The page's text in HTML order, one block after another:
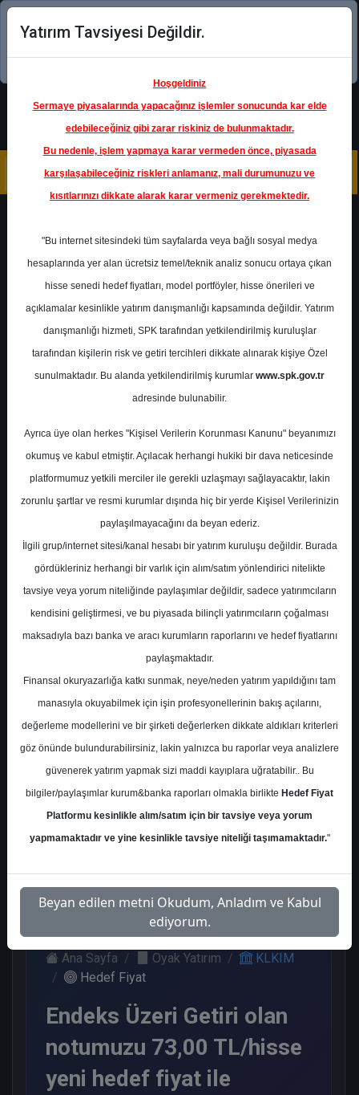
Şimdi uygulamayı indirin!
KLKIM - KALEKIM KIMYEVI
MADDELER
Hedef Fiyat 18.25 ₺
Getiri
%0.00
0
Get.
1
Perşembe, 10 Ağustos 2023
En Yüksek Tahmin 63,00 ₺
Ortalama Fiyat Tahmini 54,39 ₺
Ortalama Getiri Potansiyeli %112.13
Kurum Sayısı
5
Al
2
End.
Get.
1
Endeks
1
Tavsiye
1
Perşembe, 10 Ağustos 2023
Ana Sayfa Oyak Yatırım
KLKIM
Hedef Fiyat
Endeks Üzeri Getiri olan
notumuzu 73,00 TL/hisse
yeni hedef fiyat ile
Yatırım Tavsiyesi Değildir.
Hoşgeldiniz
Sermaye piyasalarında yapacağınız işlemler sonucunda kar elde
edebileceğiniz gibi zarar riskiniz de bulunmaktadır.
Bu nedenle, işlem yapmaya karar vermeden önce, piyasada
karşılaşabileceğiniz riskleri anlamanız, mali durumunuzu ve
kısıtlarınızı dikkate alarak karar vermeniz gerekmektedir.
"Bu internet sitesindeki tüm sayfalarda veya bağlı sosyal medya
hesaplarında yer alan ücretsiz temel/teknik analiz sonucu ortaya çıkan
hisse senedi hedef fiyatları, model portföyler, hisse önerileri ve
açıklamalar kesinlikle yatırım danışmanlığı kapsamında değildir. Yatırım
danışmanlığı hizmeti, SPK tarafından yetkilendirilmiş kuruluşlar
tarafından kişilerin risk ve getiri tercihleri dikkate alınarak kişiye Özel
sunulmaktadır. Bu alanda yetkilendirilmiş kurumlar www.spk.gov.tr
adresinde bulunabilir.
Ayrıca üye olan herkes "Kişisel Verilerin Korunması Kanunu" beyanımızı
okumuş ve kabul etmiştir. Açılacak herhangi hukiki bir dava neticesinde
platformumuz yetkili merciler ile gerekli uzlaşmayı sağlayacaktır, lakin
zorunlu şartlar ve resmi kurumlar dışında hiç bir yerde Kişisel Verilerinizin
paylaşılmayacağını da beyan ederiz.
İlgili grup/internet sitesi/kanal hesabı bir yatırım kuruluşu değildir. Burada
gördükleriniz herhangi bir varlık için alım/satım yönlendirici nitelikte
tavsiye veya yorum niteliğinde paylaşımlar değildir, sadece yatırımcıların
kendisini geliştirmesi, ve bu piyasada bilinçli yatırımcıların çoğalması
maksadıyla bazı banka ve aracı kurumların raporlarını ve hedef fiyatlarını
paylaşmaktadır.
Finansal okuryazarlığa katkı sunmak, neye/neden yatırım yapıldığını tam
manasıyla okuyabilmek için işin profesyonellerinin bakış açılarını,
değerleme modellerini ve bir şirketi değerlerken dikkate aldıkları kriterleri
göz önünde bulundurabilirsiniz, lakin yalnızca bu raporlar veya analizlere
güvenerek yatırım yapmak sizi maddi kayıplara uğratabilir.. Bu
bilgiler/paylaşımlar kurum&banka raporları olmakla birlikte Hedef Fiyat
Platformu kesinlikle alım/satım için bir tavsiye veya yorum
yapmamaktadır ve yine kesinlikle tavsiye niteliği taşımamaktadır."
Beyan edilen metni Okudum, Anladım ve Kabul
ediyorum.